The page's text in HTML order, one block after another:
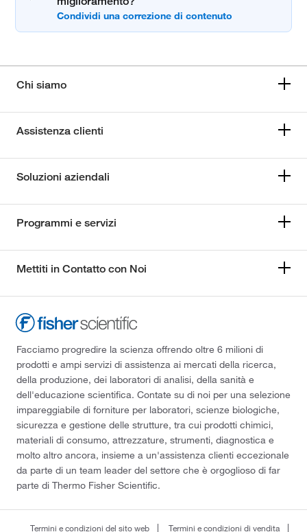
Chi siamo
Assistenza clienti
Soluzioni aziendali
Programmi e servizi
Mettiti in Contatto con Noi
Facciamo progredire la scienza offrendo oltre 6 milioni di
prodotti e ampi servizi di assistenza ai mercati della ricerca,
della produzione, dei laboratori di analisi, della sanità e
dell'educazione scientifica. Contate su di noi per una selezione
impareggiabile di forniture per laboratori, scienze biologiche,
sicurezza e gestione delle strutture, tra cui prodotti chimici,
materiali di consumo, attrezzature, strumenti, diagnostica e
molto altro ancora, insieme a un'assistenza clienti eccezionale
da parte di un team leader del settore che è orgoglioso di far
parte di Thermo Fisher Scientific.
Termini e condizioni del sito web Termini e condizioni di vendita